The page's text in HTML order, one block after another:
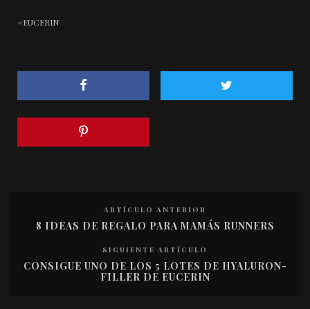
EUCERIN
ARTÍCULO ANTERIOR
8 IDEAS DE REGALO PARA MAMÁS RUNNERS
SIGUIENTE ARTÍCULO
CONSIGUE UNO DE LOS 5 LOTES DE HYALURON-
FILLER DE EUCERIN